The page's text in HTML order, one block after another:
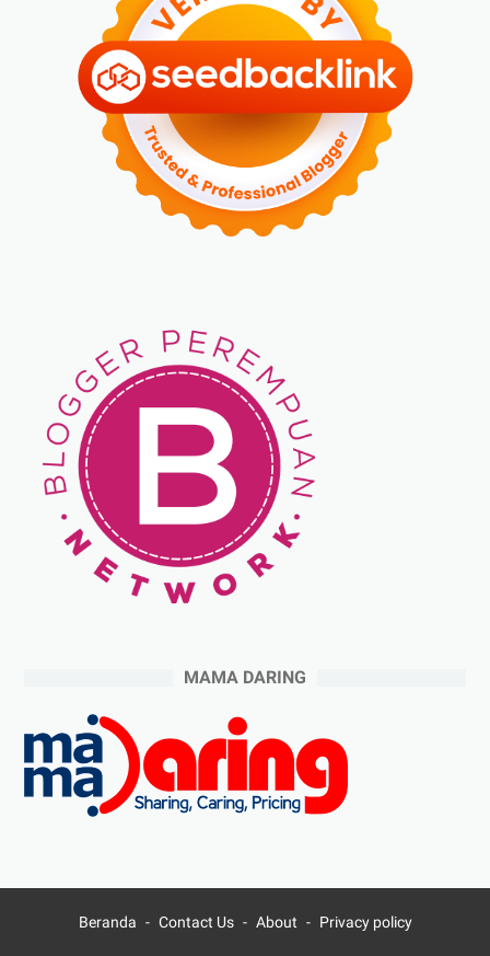
MAMA DARING
Beranda Contact Us About Privacy policy